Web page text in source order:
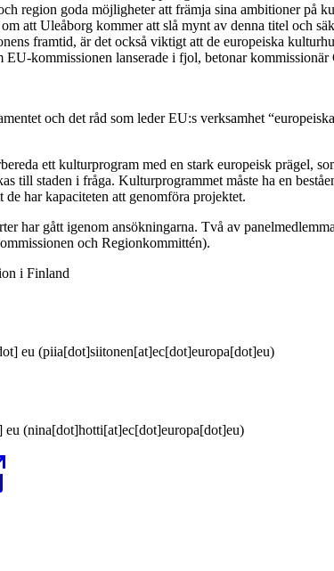
region goda möjligheter att främja sina ambitioner på
att Uleåborg kommer att slå mynt av denna titel och
framtid, är det också viktigt att de europeiska
EU-kommissionen lanserade i fjol, betonar kommissionär
och det råd som leder EU:s verksamhet
ett kulturprogram med en stark europeisk prägel,
till staden i fråga. Kulturprogrammet måste ha en
har kapaciteten att genomföra projektet.
har gått igenom ansökningarna. Två av
och Regionkommittén).
i Finland
eu (piia[dot]siitonen[at]ec[dot]europa[dot]eu)
eu (nina[dot]hotti[at]ec[dot]europa[dot]eu)